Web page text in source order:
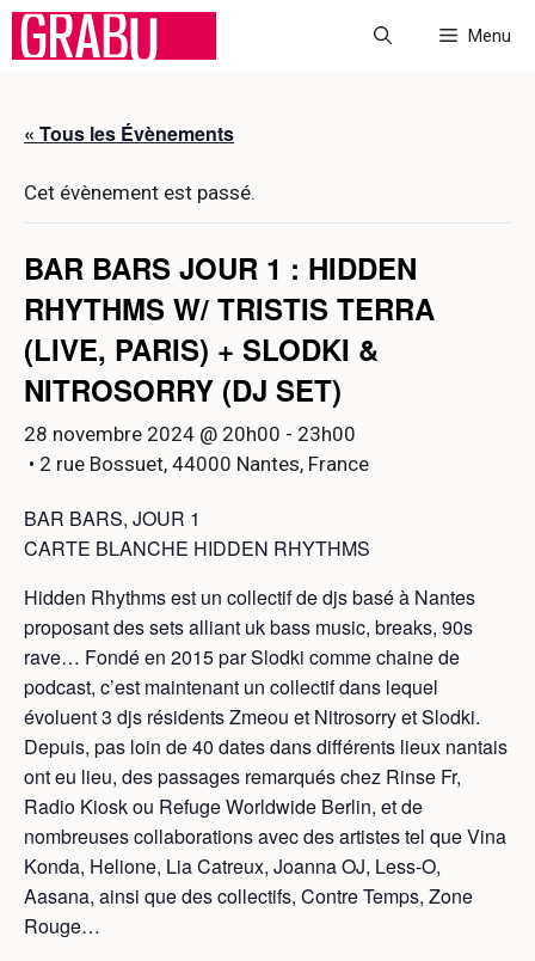
Aller
Menu
« Tous les Évènements
Cet évènement est passé.
BAR BARS JOUR 1 : HIDDEN
RHYTHMS W/ TRISTIS TERRA
(LIVE, PARIS) + SLODKI &
NITROSORRY (DJ SET)
28 novembre 2024 @ 20h00 - 23h00
• 2 rue Bossuet, 44000 Nantes, France
BAR BARS, JOUR 1
CARTE BLANCHE HIDDEN RHYTHMS
Hidden Rhythms est un collectif de djs basé à Nantes
proposant des sets alliant uk bass music, breaks, 90s
rave… Fondé en 2015 par Slodki comme chaine de
podcast, c’est maintenant un collectif dans lequel
évoluent 3 djs résidents Zmeou et Nitrosorry et Slodki.
Depuis, pas loin de 40 dates dans différents lieux nantais
ont eu lieu, des passages remarqués chez Rinse Fr,
Radio Kiosk ou Refuge Worldwide Berlin, et de
nombreuses collaborations avec des artistes tel que Vina
Konda, Helione, Lia Catreux, Joanna OJ, Less-O,
Aasana, ainsi que des collectifs, Contre Temps, Zone
Rouge…